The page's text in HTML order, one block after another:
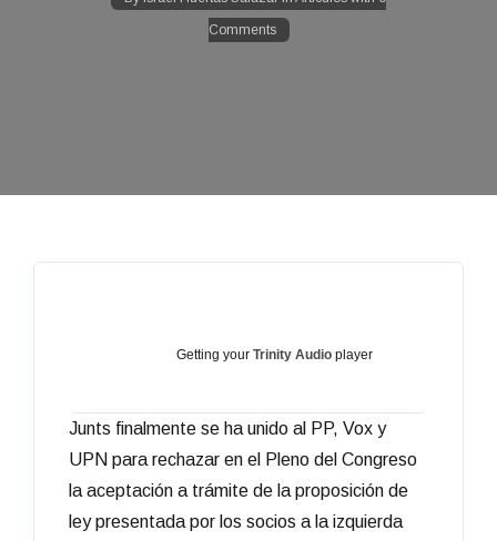
Comments
Getting yourTrinity Audio player
Junts finalmente se ha unido al PP, Vox y
UPN para rechazar en el Pleno del Congreso
la aceptación a trámite de la proposición de
ley presentada por los socios a la izquierda